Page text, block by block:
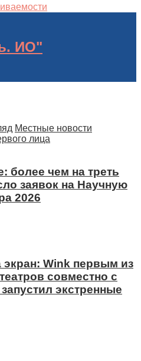
Местные новости
лица
более чем на треть
заявок на Научную
2026
экран: Wink первым из
совместно с
экстренные